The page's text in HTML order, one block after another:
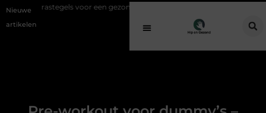
Nieuwe
artikelen
voor een gezonde buitenplek